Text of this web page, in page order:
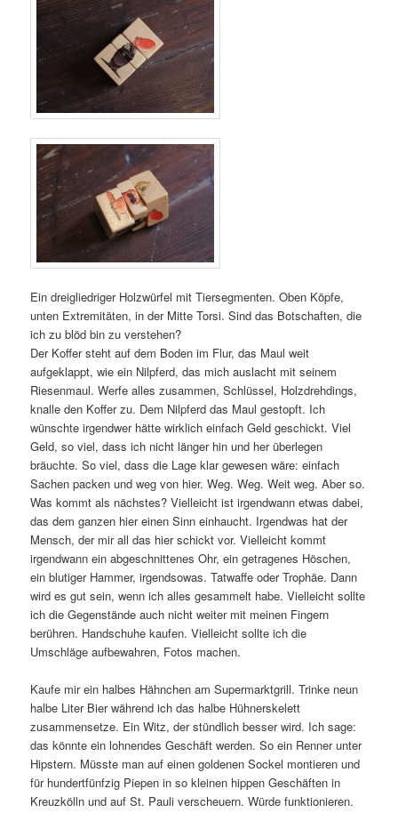
Ein dreigliedriger Holzwürfel mit Tiersegmenten. Oben Köpfe,
unten Extremitäten, in der Mitte Torsi. Sind das Botschaften, die
ich zu blöd bin zu verstehen?
Der Koffer steht auf dem Boden im Flur, das Maul weit
aufgeklappt, wie ein Nilpferd, das mich auslacht mit seinem
Riesenmaul. Werfe alles zusammen, Schlüssel, Holzdrehdings,
knalle den Koffer zu. Dem Nilpferd das Maul gestopft. Ich
wünschte irgendwer hätte wirklich einfach Geld geschickt. Viel
Geld, so viel, dass ich nicht länger hin und her überlegen
bräuchte. So viel, dass die Lage klar gewesen wäre: einfach
Sachen packen und weg von hier. Weg. Weg. Weit weg. Aber so.
Was kommt als nächstes? Vielleicht ist irgendwann etwas dabei,
das dem ganzen hier einen Sinn einhaucht. Irgendwas hat der
Mensch, der mir all das hier schickt vor. Vielleicht kommt
irgendwann ein abgeschnittenes Ohr, ein getragenes Höschen,
ein blutiger Hammer, irgendsowas. Tatwaffe oder Trophäe. Dann
wird es gut sein, wenn ich alles gesammelt habe. Vielleicht sollte
ich die Gegenstände auch nicht weiter mit meinen Fingern
berühren. Handschuhe kaufen. Vielleicht sollte ich die
Umschläge aufbewahren, Fotos machen.
Kaufe mir ein halbes Hähnchen am Supermarktgrill. Trinke neun
halbe Liter Bier während ich das halbe Hühnerskelett
zusammensetze. Ein Witz, der stündlich besser wird. Ich sage:
das könnte ein lohnendes Geschäft werden. So ein Renner unter
Hipstern. Müsste man auf einen goldenen Sockel montieren und
für hundertfünfzig Piepen in so kleinen hippen Geschäften in
Kreuzkölln und auf St. Pauli verscheuern. Würde funktionieren.